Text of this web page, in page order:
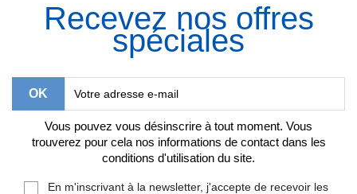
Recevez nos offres
spéciales
Vous pouvez vous désinscrire à tout moment. Vous
trouverez pour cela nos informations de contact dans les
conditions d'utilisation du site.
En m'inscrivant à la newsletter, j'accepte de recevoir les